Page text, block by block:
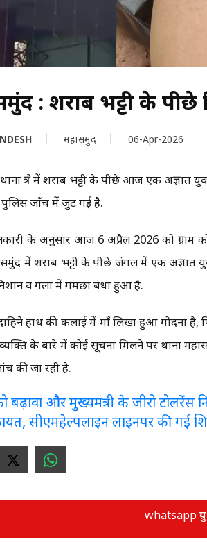
: शराब भट्टी के पीछे
महासमुंद 06-Apr-2026
क्षेत्र में शराब भट्टी के पीछे आज एक
जाँच में जुट गई है.
के अनुसार आज 6 अप्रैल 2026 को ग्राम
में शराब भट्टी के पीछे जंगल में एक
व गला में गमछा बंधा हुआ है.
हाथ की कलाई में माँ लिखा हुआ गोदना है,
के बारे में कोई सूचना मिलने पर थाना
की जा रही है.
को बढ़ावा और मुख्यमंत्री के जीरो
सीएमहेल्पलाइन लाइनपर की गई
whatsapp